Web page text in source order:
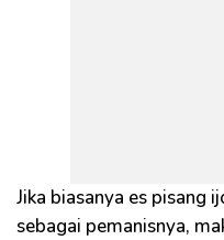
Jika biasanya es pisang
sebagai pemanisnya,